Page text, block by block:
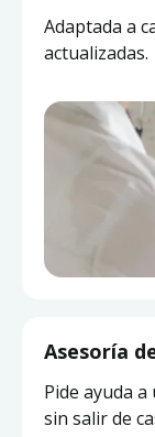
Adaptada a
actualizadas.
Asesoría
Pide ayuda
sin salir de